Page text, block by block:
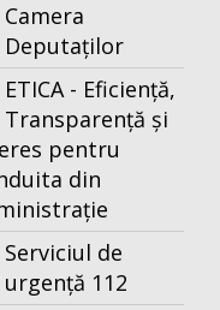
Camera
Deputaților
ETICA - Eficiență,
Transparență și
pentru
din
Serviciul de
urgență 112